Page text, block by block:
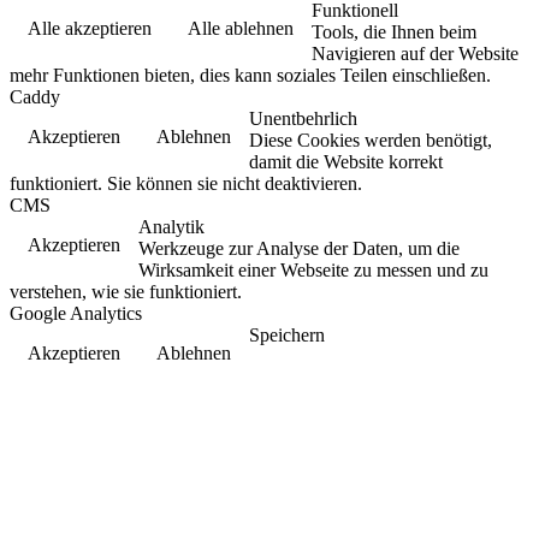
Alle akzeptieren
Alle ablehnen
Funktionell
Tools, die Ihnen beim
Navigieren auf der Website
mehr Funktionen bieten, dies kann soziales Teilen einschließen.
Caddy
Akzeptieren
Ablehnen
Unentbehrlich
Diese Cookies werden benötigt,
damit die Website korrekt
funktioniert. Sie können sie nicht deaktivieren.
CMS
Akzeptieren
Analytik
Werkzeuge zur Analyse der Daten, um die
Wirksamkeit einer Webseite zu messen und zu
verstehen, wie sie funktioniert.
Google Analytics
Akzeptieren
Ablehnen
Speichern